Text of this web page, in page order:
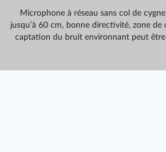
Microphone à réseau sans col de
jusqu’à 60 cm, bonne directivité, zone de
captation du bruit environnant peut